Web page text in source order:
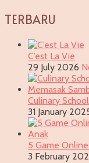
TERBARU
C’est La Vie
29 July 2026
Culinary
31 January
5 Game
3 February